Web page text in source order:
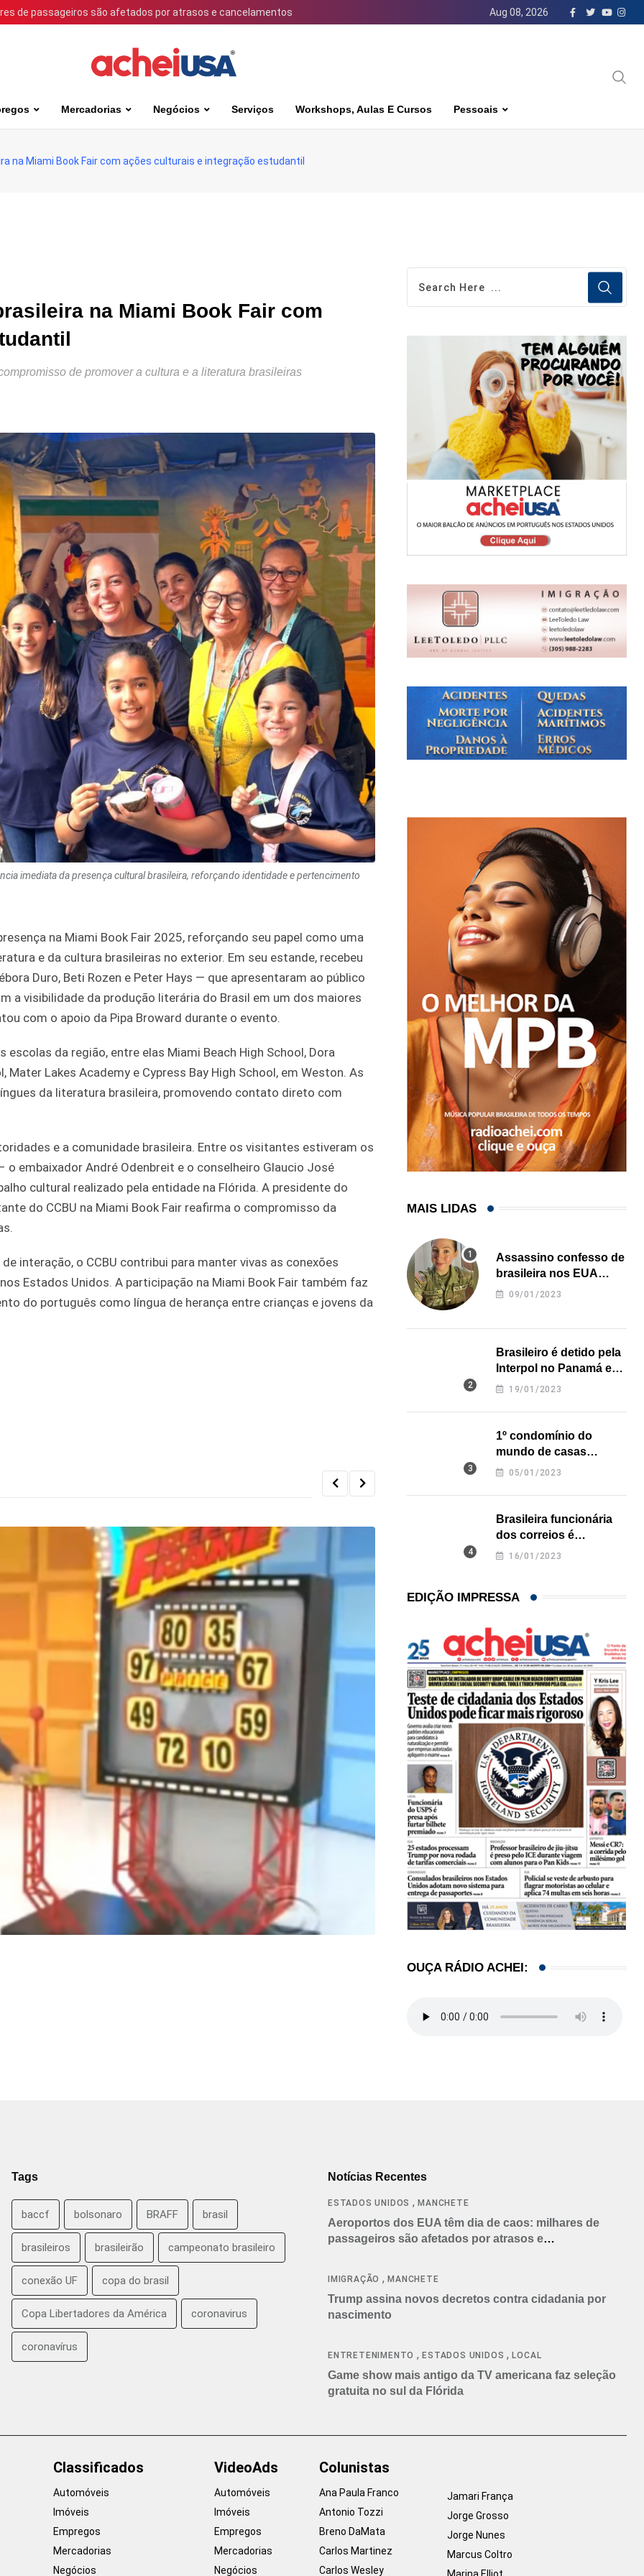
de passageiros são afetados por atrasos e cancelamentos Aug 08, 2026
Mercadorias Negócios Serviços Workshops, Aulas E Cursos Pessoais
na Miami Book Fair com ações culturais e integração estudantil
na Miami Book Fair com
de promover a cultura e a literatura brasileiras
imediata da presença cultural brasileira, reforçando identidade e pertencimento
na Miami Book Fair 2025, reforçando seu papel como uma
e da cultura brasileiras no exterior. Em seu estande, recebeu
Duro, Beti Rozen e Peter Hays — que apresentaram ao público
a visibilidade da produção literária do Brasil em um dos maiores
com o apoio da Pipa Broward durante o evento.
da região, entre elas Miami Beach High School, Dora
Mater Lakes Academy e Cypress Bay High School, em Weston. As
da literatura brasileira, promovendo contato direto com
e a comunidade brasileira. Entre os visitantes estiveram os
embaixador André Odenbreit e o conselheiro Glaucio José
cultural realizado pela entidade na Flórida. A presidente do
do CCBU na Miami Book Fair reafirma o compromisso da
interação, o CCBU contribui para manter vivas as conexões
Estados Unidos. A participação na Miami Book Fair também faz
do português como língua de herança entre crianças e jovens da
07/08/2026
MAIS LIDAS
Assassino confesso de
brasileira nos EUA
revela onde deixou o
09/01/2023
Brasileiro é detido pela
Interpol no Panamá e
pode pegar prisão
19/01/2023
1º condomínio do
mundo de casas
impressas em 3D é
05/01/2023
Brasileira funcionária
dos correios é
assassinada a facadas
16/01/2023
EDIÇÃO IMPRESSA
OUÇA RÁDIO ACHEI:
Tags
baccf bolsonaro BRAFF brasil
brasileiros brasileirão campeonato brasileiro
conexão UF copa do brasil
Copa Libertadores da América coronavirus
coronavírus
Notícias Recentes
ESTADOS UNIDOS ,MANCHETE
Aeroportos dos EUA têm dia de caos: milhares de
passageiros são afetados por atrasos e
IMIGRAÇÃO ,MANCHETE
Trump assina novos decretos contra cidadania por
nascimento
ENTRETENIMENTO ,ESTADOS UNIDOS ,LOCAL
Game show mais antigo da TV americana faz seleção
gratuita no sul da Flórida
Classificados
Automóveis
Imóveis
Empregos
Mercadorias
Negócios
VideoAds
Automóveis
Imóveis
Empregos
Mercadorias
Negócios
Colunistas
Ana Paula Franco
Antonio Tozzi
Breno DaMata
Carlos Martinez
Carlos Wesley
Jamari França
Jorge Grosso
Jorge Nunes
Marcus Coltro